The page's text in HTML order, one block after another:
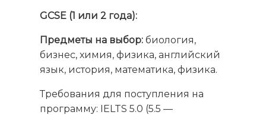
GCSE (1 или 2 года):
Предметы на выбор:биология,
бизнес, химия, физика, английский
язык, история, математика, физика.
Требования для поступления на
программу: IELTS 5.0 (5.5 —